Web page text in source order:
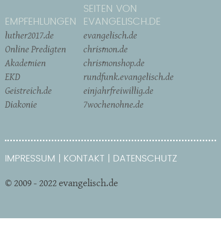
EMPFEHLUNGEN
luther2017.de
Online Predigten
Akademien
EKD
Geistreich.de
Diakonie
SEITEN VON
EVANGELISCH.DE
evangelisch.de
chrismon.de
chrismonshop.de
rundfunk.evangelisch.de
einjahrfreiwillig.de
7wochenohne.de
IMPRESSUM KONTAKT DATENSCHUTZ
© 2009 - 2022 evangelisch.de